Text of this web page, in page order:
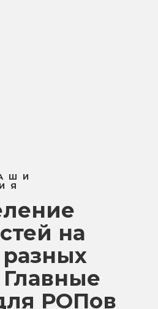
на
Главные
РОПов